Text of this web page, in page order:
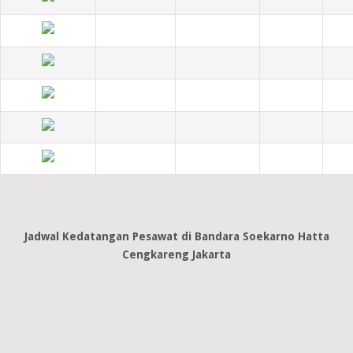
Jadwal Kedatangan Pesawat di Bandara Soekarno Hatta
Cengkareng Jakarta